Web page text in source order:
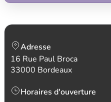
Adresse
16 Rue Paul Broca
33000 Bordeaux
Horaires d'ouverture